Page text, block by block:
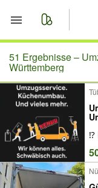
Start
Merkliste
Anzeige
51 Ergebnisse –
Württemberg
⁉️